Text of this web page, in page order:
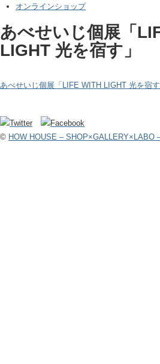
オンラインショップ
あべせいじ個展「
LIGHT 光を宿す」
あべせいじ個展「LIFE WITH LIGHT 光を宿
© HOW HOUSE – SHOP×GALLERY×LABO